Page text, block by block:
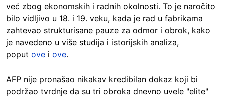
već zbog ekonomskih i radnih okolnosti. To je naročito
bilo vidljivo u 18. i 19. veku, kada je rad u fabrikama
zahtevao strukturisane pauze za odmor i obrok, kako
je navedeno u više studija i istorijskih analiza,
poput ove i ove.
AFP nije pronašao nikakav kredibilan dokaz koji bi
podržao tvrdnje da su tri obroka dnevno uvele "elite"